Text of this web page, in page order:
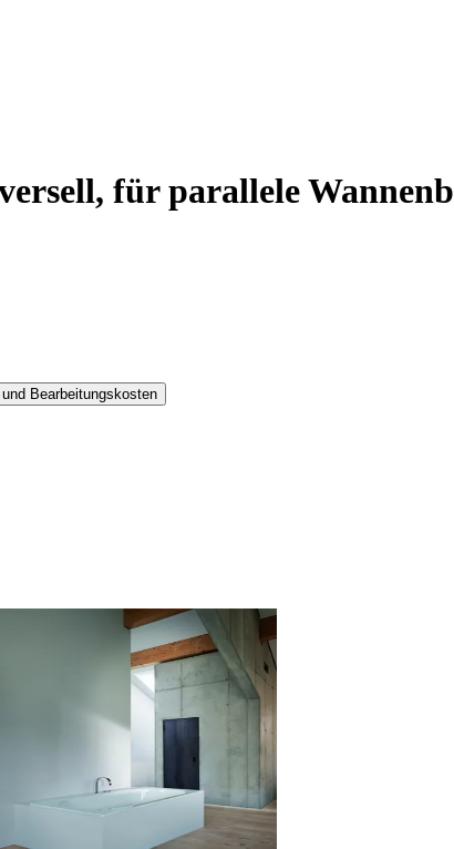
für parallele
Bearbeitungskosten